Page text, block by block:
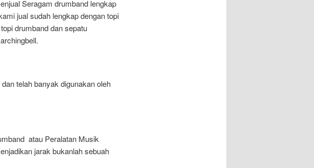
Seragam drumband lengkap
jual sudah lengkap dengan topi
drumband dan sepatu
telah banyak digunakan oleh
atau Peralatan Musik
jarak bukanlah sebuah